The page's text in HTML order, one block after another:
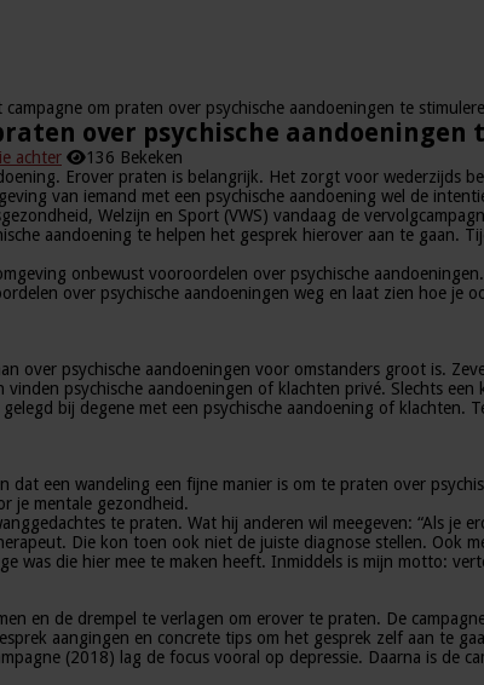
campagne om praten over psychische aandoeningen te
over psychische aandoeningen
achter
136 Bekeken
Erover praten is belangrijk. Het zorgt voor wederzijds
van iemand met een psychische aandoening wel de
Welzijn en Sport (VWS) vandaag de
aandoening te helpen het gesprek hierover aan te gaan.
onbewust vooroordelen over psychische
over psychische aandoeningen weg en laat zien hoe je
over psychische aandoeningen voor omstanders groot is.
psychische aandoeningen of klachten privé. Slechts
bij degene met een psychische aandoening of klachten.
dat een wandeling een fijne manier is om te praten over
je mentale gezondheid.
te praten. Wat hij anderen wil meegeven: “Als je
Die kon toen ook niet de juiste diagnose stellen. Ook
was die hier mee te maken heeft. Inmiddels is mijn motto:
en de drempel te verlagen om erover te praten. De
aangingen en concrete tips om het gesprek zelf aan te
(2018) lag de focus vooral op depressie. Daarna is de